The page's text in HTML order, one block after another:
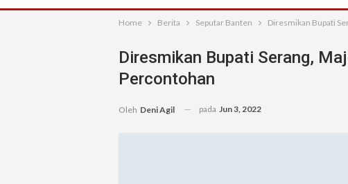
Home Berita Seputar Banten Diresmikan Bupati
Diresmikan Bupati Serang,
Percontohan
Oleh Deni Agil pada Jun 3, 2022